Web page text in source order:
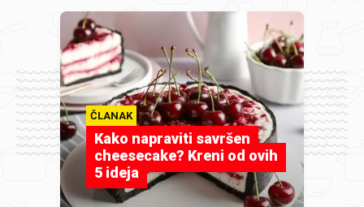
ČLANAK
Kako napraviti savršen
cheesecake? Kreni od ovih
5 ideja